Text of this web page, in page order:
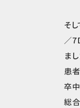
そ
／
ま
患
卒
総